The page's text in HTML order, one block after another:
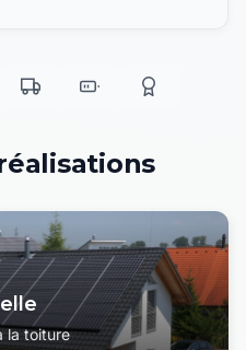
la toiture